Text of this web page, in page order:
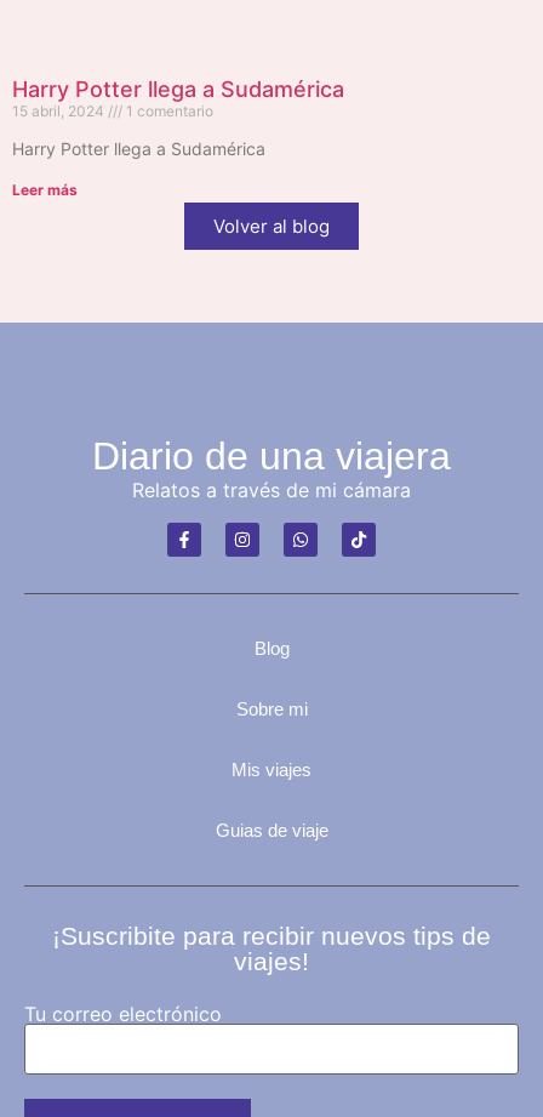
Harry Potter llega a Sudamérica
15 abril, 2024 1 comentario
Harry Potter llega a Sudamérica
Leer más
Volver al blog
Diario de una viajera
Relatos a través de mi cámara
Blog
Sobre mi
Mis viajes
Guias de viaje
¡Suscribite para recibir nuevos tips de
viajes!
Tu correo electrónico